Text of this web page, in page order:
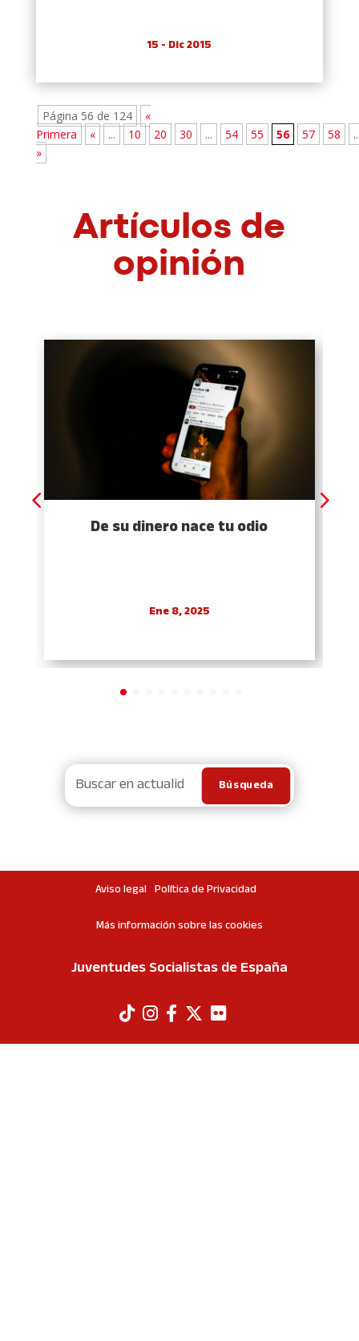
15 - Dic 2015
Página 56 de 124
«
Primera
« ... 10 20 30 ... 54 55 56 57 58
»
Artículos de
opinión
De su dinero nace tu odio
Ene 8, 2025
Aviso legal Política de Privacidad
Más información sobre las cookies
Juventudes Socialistas de España